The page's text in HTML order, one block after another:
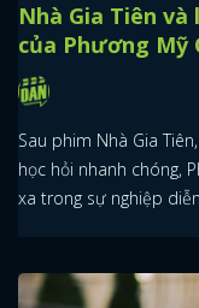
Nhà Gia Tiên
của Phương Mỹ
Sau phim Nhà Gia
học hỏi nhanh chóng,
xa trong sự nghiệp